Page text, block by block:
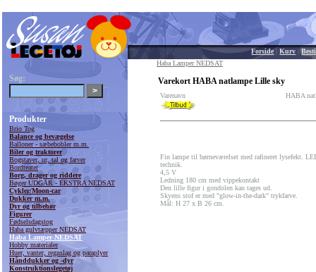
Forside|Kurv |
Søg:
Produkter
Brio Tog
Balance og bevægelse
Balloner - sæbebobler m.m.
Biler og traktorer
Bogstaver, ur, tal og farver
Bordteater
Borg, drager og riddere
Bøger UDGÅR - EKSTRA NEDSAT
Cykler/Moon-car
Dukker m.m.
Dyr og tilbehør
Figurer
Fødselsdagstog
Haba gulvtæpper NEDSAT
Haba Lamper NEDSAT
Hobby materialer
Huer, vanter, regnslag og paraplyer
Hånddukker og -dyr
Konstruktionslegetøj
Haba Lamper NEDSAT
Varekort HABA natlampe Lille sky
Varenavn HABA
Fin lampe til børneværelset med rafineret lysefekt.
technik.
4,5 V
Ledning 180 cm med vippekontakt
Den lille figur i gondolen kan tages ud.
Skyens stof er med "glow-in-the-dark" trykfarve.
Mål: H 27 x B 26 cm.